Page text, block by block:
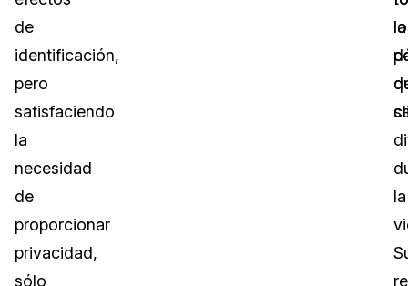
de
identificación,
pero
satisfaciendo
la
necesidad
de
proporcionar
privacidad,
sólo
la
la